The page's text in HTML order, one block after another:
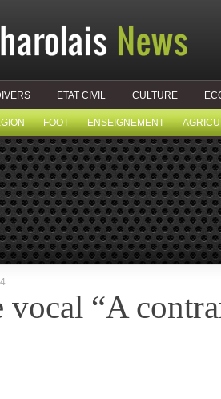
ETAT CIVIL CULTURE
FOOT ENSEIGNEMENT
vocal “A